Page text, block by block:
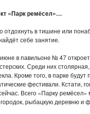
«Парк ремёсел»…
в тишине или
себе занятие.
в павильоне № 47
Среди них столярная,
Кроме того, в парке будут
фестивали. Кстати,
Всего «Парку ремёсел»
рыбацкую деревню и